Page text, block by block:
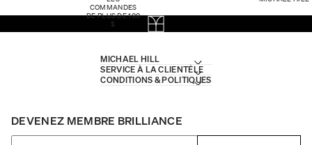
COMMANDES
DE PLUS DE 100
$
MICHAEL HILL
SERVICE À LA CLIENTÈLE
CONDITIONS & POLITIQUES
DEVENEZ MEMBRE BRILLIANCE